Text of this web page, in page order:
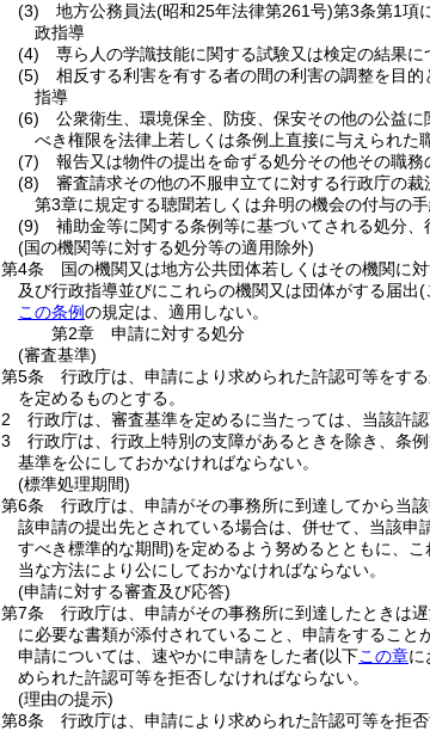
(3)
地方公務員法(昭和25年法律第261号)第3条第1項
政指導
(4)
専ら人の学識技能に関する試験又は検定の結果に
(5)
相反する利害を有する者の間の利害の調整を目
指導
(6)
公衆衛生、環境保全、防疫、保安その他の公益
べき権限を法律上若しくは条例上直接に与えられた
(7)
報告又は物件の提出を命ずる処分その他その職
(8)
審査請求その他の不服申立てに対する行政庁の
第3章に規定する聴聞若しくは弁明の機会の付与の
(9)
補助金等に関する条例等に基づいてされる処分、
(国の機関等に対する処分等の適用除外)
第4条
国の機関又は地方公共団体若しくはその機関に
及び行政指導並びにこれらの機関又は団体がする届出(
この条例の規定は、適用しない。
第2章
申請に対する処分
(審査基準)
第5条
行政庁は、申請により求められた許認可等をす
を定めるものとする。
2
行政庁は、審査基準を定めるに当たっては、当該許
3
行政庁は、行政上特別の支障があるときを除き、条
基準を公にしておかなければならない。
(標準処理期間)
第6条
行政庁は、申請がその事務所に到達してから当
該申請の提出先とされている場合は、併せて、当該
すべき標準的な期間)を定めるよう努めるとともに、
当な方法により公にしておかなければならない。
(申請に対する審査及び応答)
第7条
行政庁は、申請がその事務所に到達したときは
に必要な書類が添付されていること、申請をするこ
申請については、速やかに申請をした者(以下この章に
められた許認可等を拒否しなければならない。
(理由の提示)
第8条
行政庁は、申請により求められた許認可等を拒